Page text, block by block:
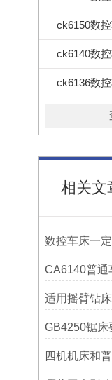
ck6150数
ck6140数
ck6136数
相关文
数控车床一
适用摇臂钻
GB4250锯床